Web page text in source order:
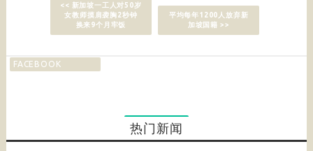
<< 新加坡一工人对50岁
女教师摸肩袭胸2秒钟
换来9个月牢饭
平均每年1200人放弃新
加坡国籍 >>
FACEBOOK
热门新闻